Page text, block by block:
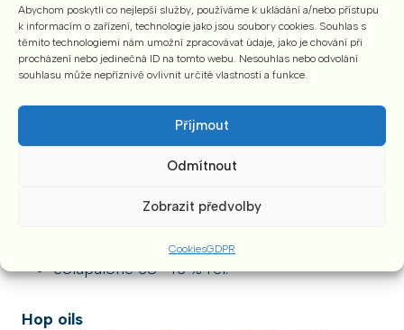
Abychom poskytli co nejlepší služby, používáme k ukládání a/nebo přístupu
k informacím o zařízení, technologie jako jsou soubory cookies. Souhlas s
těmito technologiemi nám umožní zpracovávat údaje, jako je chování při
procházení nebo jedinečná ID na tomto webu. Nesouhlas nebo odvolání
souhlasu může nepříznivě ovlivnit určité vlastnosti a funkce.
Příjmout
Odmítnout
Zobrazit předvolby
CookiesGDPR
Chemical composition
total volume of resins 15-20 WT%
β-bitter acids 5,0–11,0 WT%
cohumulone 20–24 % rel.
colupulone 38–43 % rel.
Hop oils